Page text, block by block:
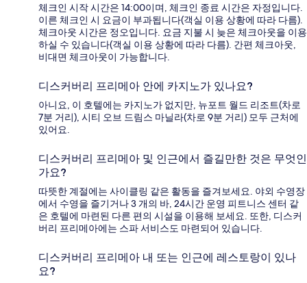
체크인 시작 시간은 14:00이며, 체크인 종료 시간은 자정입니다.
이른 체크인 시 요금이 부과됩니다(객실 이용 상황에 따라 다름).
체크아웃 시간은 정오입니다. 요금 지불 시 늦은 체크아웃을 이용
하실 수 있습니다(객실 이용 상황에 따라 다름). 간편 체크아웃,
비대면 체크아웃이 가능합니다.
디스커버리 프리메아 안에 카지노가 있나요?
아니요, 이 호텔에는 카지노가 없지만, 뉴포트 월드 리조트(차로
7분 거리), 시티 오브 드림스 마닐라(차로 9분 거리) 모두 근처에
있어요.
디스커버리 프리메아 및 인근에서 즐길만한 것은 무엇인
가요?
따뜻한 계절에는 사이클링 같은 활동을 즐겨보세요. 야외 수영장
에서 수영을 즐기거나 3 개의 바, 24시간 운영 피트니스 센터 같
은 호텔에 마련된 다른 편의 시설을 이용해 보세요. 또한, 디스커
버리 프리메아에는 스파 서비스도 마련되어 있습니다.
디스커버리 프리메아 내 또는 인근에 레스토랑이 있나
요?